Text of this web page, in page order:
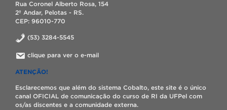
Rua Coronel Alberto Rosa, 154
2º Andar, Pelotas - RS.
CEP: 96010-770
(53) 3284-5545
clique para ver o e-mail
ATENÇÃO!
Esclarecemos que além do sistema Cobalto, este site é o único
canal OFICIAL de comunicação do curso de RI da UFPel com
os/as discentes e a comunidade externa.